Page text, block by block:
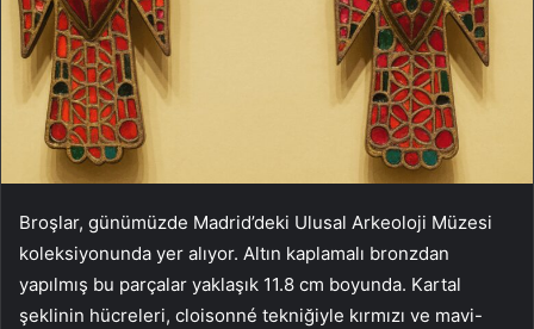
Broşlar, günümüzde Madrid’deki Ulusal Arkeoloji Müzesi
koleksiyonunda yer alıyor. Altın kaplamalı bronzdan
yapılmış bu parçalar yaklaşık 11.8 cm boyunda. Kartal
şeklinin hücreleri, cloisonné tekniğiyle kırmızı ve mavi-